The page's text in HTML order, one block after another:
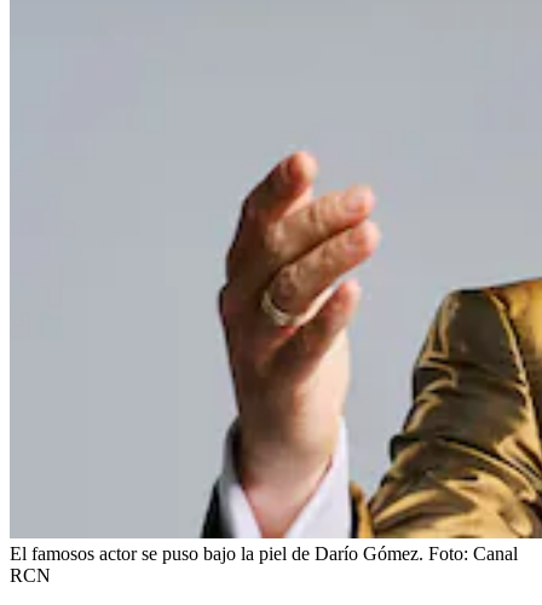
El famosos actor se puso bajo la piel de Darío Gómez. Foto: Canal
RCN